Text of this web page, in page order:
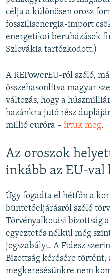
célja a különösen orosz
fosszilisenergia-import
energetikai beruházások
Szlovákia tartózkodott.)
A REPowerEU-ról szóló,
összehasonlítva magyar
változás, hogy a
hazánkra jutó rész
millió euróra – írtuk meg.
Az oroszok
inkább az EU-val
Úgy fogadta el hétfőn a
büntetőeljárásról szóló
Törvényalkotási bizottság
egyeztetés nélkül még
jogszabályt. A Fidesz
Bizottság kérésére történt,
megkeresésünkre nem